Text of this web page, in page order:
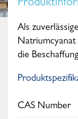
Als
die
CAS Number